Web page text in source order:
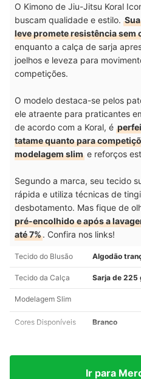
O Kimono de Jiu-Jitsu Koral
buscam qualidade e estilo.
leve promete resistência sem
enquanto a calça de sarja
joelhos e leveza para
competições.
O modelo destaca-se pelos
ele atraente para praticantes
de acordo com a Koral, é
tatame quanto para
modelagem slim e reforços
Segundo a marca, seu tecido
rápida e utiliza técnicas de
desbotamento. Mas fique de
pré-encolhido e após a
até 7%. Confira nos links!
Tecido do Blusão Algodão
Tecido da Calça Sarja de 225
Modelagem Slim
Cores Disponíveis Branco
Ir para